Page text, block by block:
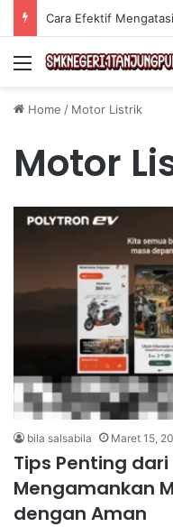
Menu
Home / Motor Listrik
Motor
bila salsabila Maret 15,
Tips Penting
Mengamankan
dengan Aman